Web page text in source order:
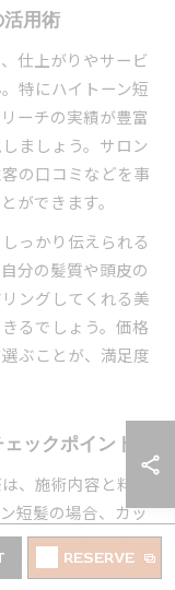
用術
仕上がりやサービ
特にハイトーン短
ーチの実績が豊富
ましょう。サロン
の口コミなどを事
ができます。
っかり伝えられる
分の髪質や頭皮の
ングしてくれる美
るでしょう。価格
ぶことが、満足度
ックポイント
、施術内容と料金
短髪の場合、カッ
ーケアがセットに
です。料金が安い
RESERVE